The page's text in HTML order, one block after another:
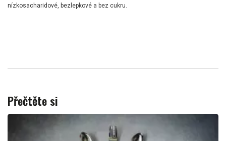
nízkosacharidové, bezlepkové a bez cukru.
Přečtěte si